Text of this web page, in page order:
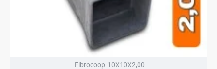
Fibrocoop 10X10X2,00